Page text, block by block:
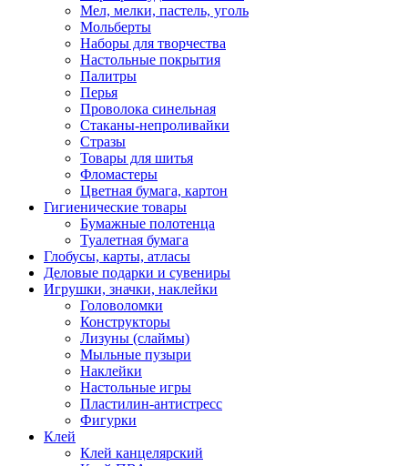
Мел, мелки, пастель, уголь
Мольберты
Наборы для творчества
Настольные покрытия
Палитры
Перья
Проволока синельная
Стаканы-непроливайки
Стразы
Товары для шитья
Фломастеры
Цветная бумага, картон
Гигиенические товары
Бумажные полотенца
Туалетная бумага
Глобусы, карты, атласы
Деловые подарки и сувениры
Игрушки, значки, наклейки
Головоломки
Конструкторы
Лизуны (слаймы)
Мыльные пузыри
Наклейки
Настольные игры
Пластилин-антистресс
Фигурки
Клей
Клей канцелярский